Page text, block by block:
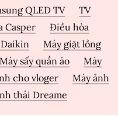
QLED TV
TV
Casper
Điều hòa
Máy giặt lồng
Máy sấy quần áo
Máy
cho vloger
Máy ảnh
thái Dreame